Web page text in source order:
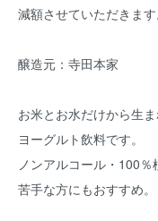
減額させていただきます
醸造元：寺田本家
お米とお水だけから生
ヨーグルト飲料です。
ノンアルコール・100
苦手な方にもおすすめ。